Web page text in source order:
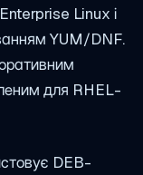
Linux і
YUM/DNF.
для RHEL-
DEB-